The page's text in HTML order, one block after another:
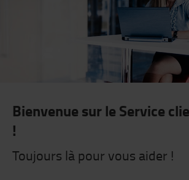
Bienvenue sur le Service
!
Toujours là pour vous aider !